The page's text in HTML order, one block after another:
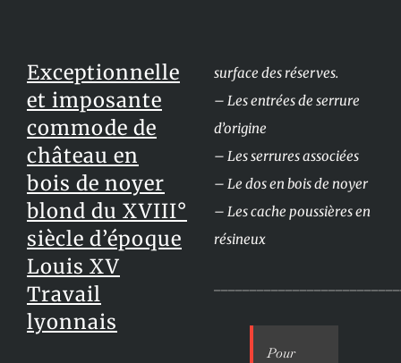
Exceptionnelle
et imposante
commode de
château en
bois de noyer
blond du XVIII°
siècle d’époque
Louis XV
Travail
lyonnais
surface des réserves.
– Les entrées de serrure
d’origine
– Les serrures associées
– Le dos en bois de noyer
– Les cache poussières en
résineux
Pour